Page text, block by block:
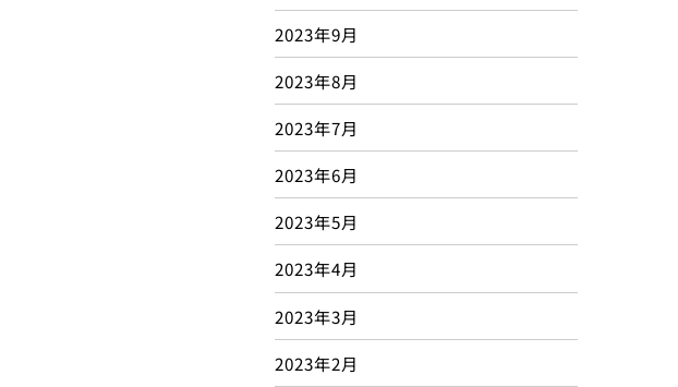
2023年9月
2023年8月
2023年7月
2023年6月
2023年5月
2023年4月
2023年3月
2023年2月